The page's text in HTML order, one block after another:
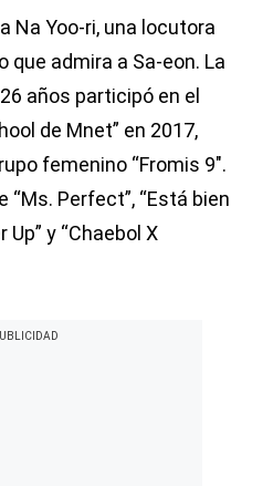
Na Yoo-ri, una locutora
que admira a Sa-eon. La
años participó en el
de Mnet” en 2017,
femenino “Fromis 9″.
Perfect”, “Está bien
Up” y “Chaebol X